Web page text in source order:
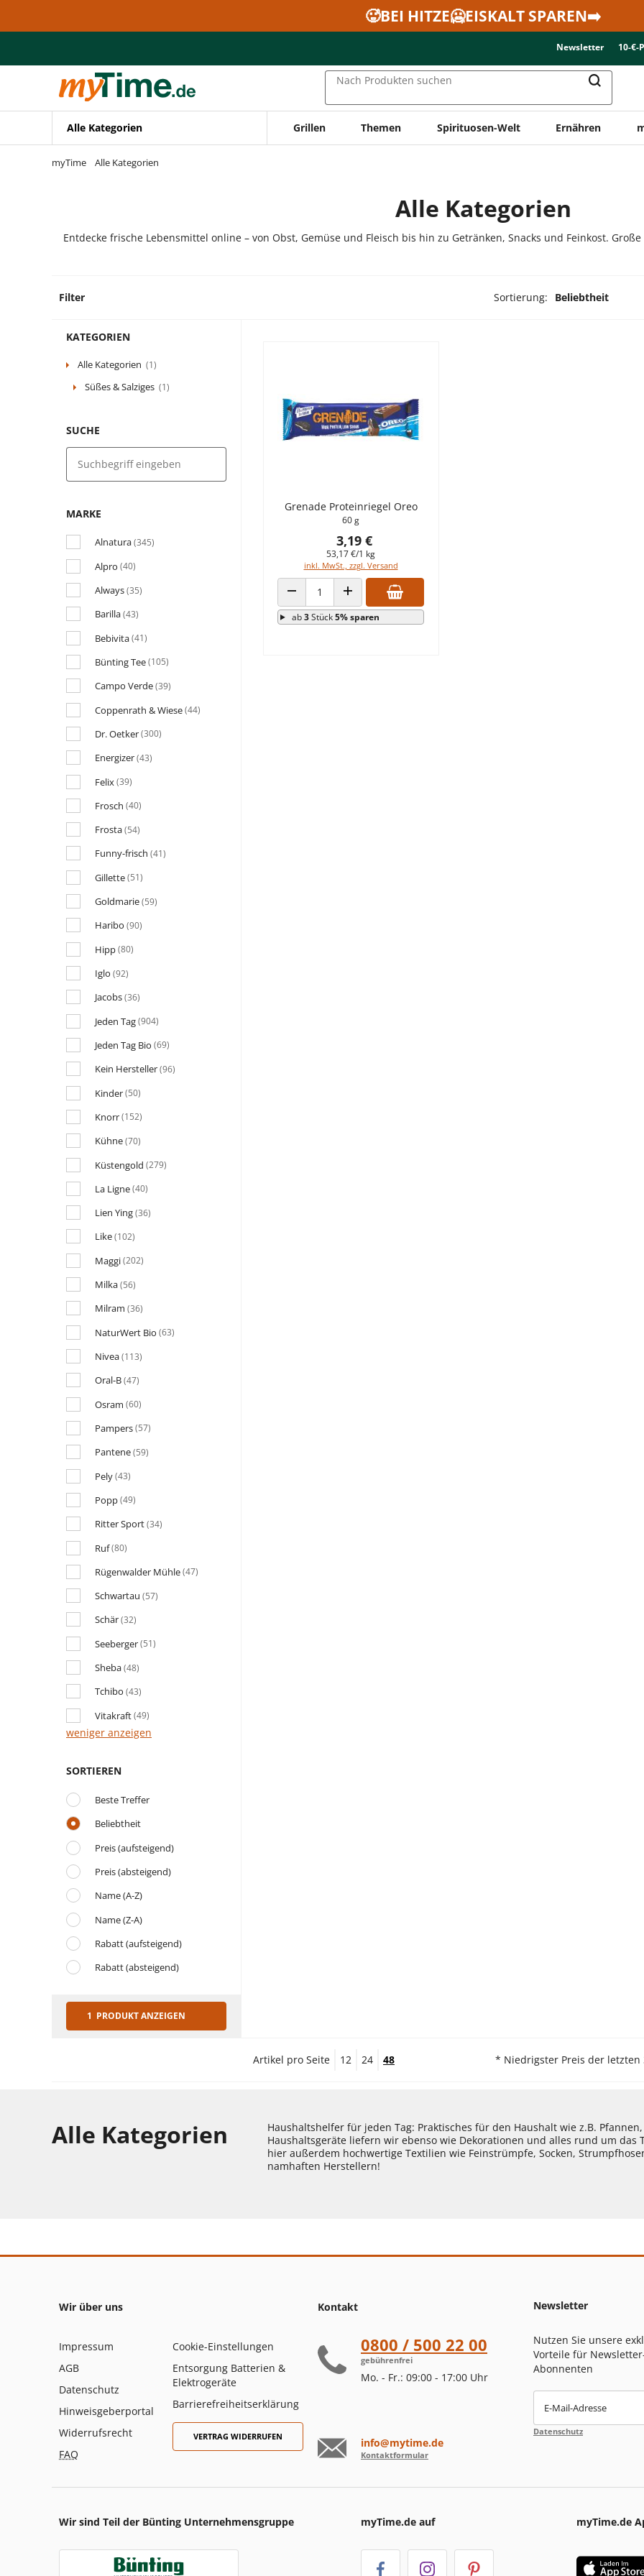
Zur Navigation springen
🥵BEI HITZE🥶EISKALT SPAREN➡️
Newsletter 10-€-
Nach Produkten suchen
Alle Kategorien Grillen Themen Spirituosen-Welt Ernähren
myTime Alle Kategorien
Alle Kategorien
Entdecke frische Lebensmittel online – von Obst, Gemüse und Fleisch bis hin zu Getränken, Snacks und Feinkost.
Filter Sortierung: Beliebtheit
KATEGORIEN
Alle Kategorien (1)
Süßes & Salziges (1)
SUCHE
MARKE
Alnatura(345)
Alpro (40)
Always(35)
Barilla(43)
Bebivita(41)
Bünting Tee(105)
Campo Verde(39)
Coppenrath & Wiese(44)
Dr. Oetker(300)
Energizer(43)
Felix(39)
Frosch (40)
Frosta(54)
Funny-frisch (41)
Gillette(51)
Goldmarie(59)
Haribo (90)
Hipp(80)
Iglo (92)
Jacobs(36)
Jeden Tag(904)
Jeden Tag Bio (69)
Kein Hersteller(96)
Kinder(50)
Knorr(152)
Kühne(70)
Küstengold (279)
La Ligne(40)
Lien Ying(36)
Like(102)
Maggi(202)
Milka(56)
Milram (36)
NaturWert Bio (63)
Nivea(113)
Oral-B(47)
Osram (60)
Pampers(57)
Pantene(59)
Pely(43)
Popp(49)
Ritter Sport(34)
Ruf(80)
Rügenwalder Mühle(47)
Schwartau (57)
Schär(32)
Seeberger(51)
Sheba(48)
Tchibo (43)
Vitakraft(49)
weniger anzeigen
SORTIEREN
Beste Treffer
Beliebtheit
Preis (aufsteigend)
Preis (absteigend)
Name (A-Z)
Name (Z-A)
Rabatt (aufsteigend)
Rabatt (absteigend)
1 PRODUKT ANZEIGEN
Grenade Proteinriegel Oreo
60 g
3,19 €
53,17 €/1 kg
inkl. MwSt., zzgl. Versand
ANZAHL VERRINGERNANZAHL ERHÖHEN
ab3Stück5% sparen
Artikel pro Seite 12 24 48 * Niedrigster Preis der letzten
Alle Kategorien
Haushaltshelfer für jeden Tag: Praktisches für den Haushalt wie z.B.
Haushaltsgeräte liefern wir ebenso wie Dekorationen und alles rund um das
hier außerdem hochwertige Textilien wie Feinstrümpfe, Socken,
namhaften Herstellern!
Wir über uns
Impressum
AGB
Datenschutz
Hinweisgeberportal
Widerrufsrecht
FAQ
Cookie-Einstellungen
Entsorgung Batterien &
Elektrogeräte
Barrierefreiheitserklärung
VERTRAG WIDERRUFEN
Kontakt
0800 / 500 22 00
gebührenfrei
Mo. - Fr.: 09:00 - 17:00 Uhr
info@mytime.de
Kontaktformular
Newsletter
Nutzen Sie unsere
Vorteile für
Abonnenten
E-Mail-Adresse
Datenschutz
Wir sind Teil der Bünting Unternehmensgruppe myTime.de auf myTime.de